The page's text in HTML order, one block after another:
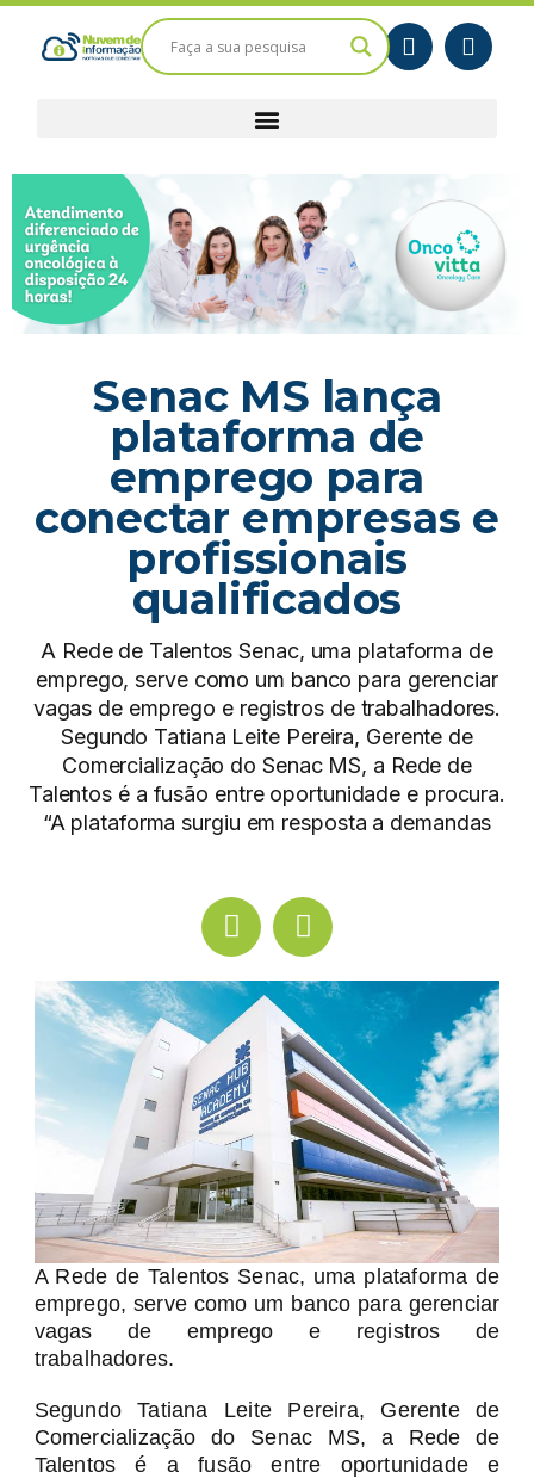
Senac MS lança
plataforma de
emprego para
conectar empresas e
profissionais
qualificados
A Rede de Talentos Senac, uma plataforma de
emprego, serve como um banco para gerenciar
vagas de emprego e registros de trabalhadores.
Segundo Tatiana Leite Pereira, Gerente de
Comercialização do Senac MS, a Rede de
Talentos é a fusão entre oportunidade e procura.
“A plataforma surgiu em resposta a demandas
A Rede de Talentos Senac, uma plataforma de
emprego, serve como um banco para gerenciar
vagas de emprego e registros de
trabalhadores.
Segundo Tatiana Leite Pereira, Gerente de
Comercialização do Senac MS, a Rede de
Talentos é a fusão entre oportunidade e